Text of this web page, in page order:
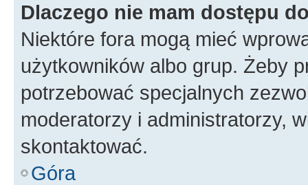
Dlaczego nie mam dostępu
Niektóre fora mogą mieć
użytkowników albo grup. Żeby
potrzebować specjalnych
moderatorzy i administratorzy,
skontaktować.
Góra